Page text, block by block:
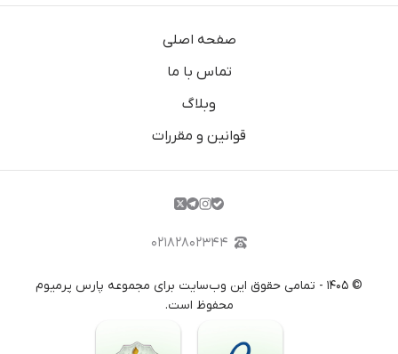
صفحه اصلی
تماس با ما
وبلاگ
قوانین و مقررات
۰۲۱۸۲۸۰۲۳۴۴
© ۱۴۰۵ - تمامی حقوق این وب‌سایت برای مجموعه پارس پرمیوم
محفوظ است.